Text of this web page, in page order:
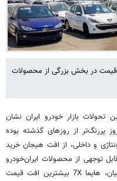
۲۸ اردیبهشت ۱۴۰۵ با افت قیمت در بخش بزرگی از محصولات
تحولات بازار خودرو ایران نشان
پررنگ‌تر از روزهای گذشته بوده
و داخلی، از افت هیجان خرید
توجهی از محصولات ایران‌خودرو
و سایپا در مدار نزولی قرار بگیرند. در این میان، هایما 7X بیشترین افت قیمت